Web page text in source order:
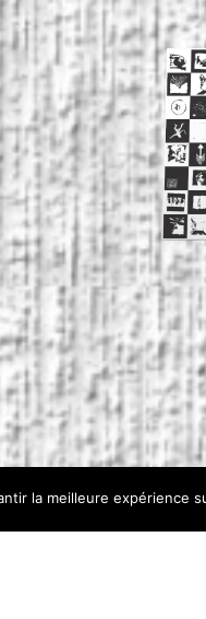
facebook
la meilleure